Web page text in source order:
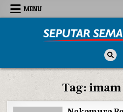
Skip to content
MENU
Tag: